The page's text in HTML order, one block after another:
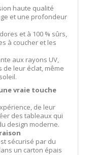
haute qualité
et une profondeur
et à 100 % sûrs,
à coucher et les
aux rayons UV,
leur éclat, même
vraie touche
de leur
des tableaux qui
design moderne.
sécurisé par du
un carton épais